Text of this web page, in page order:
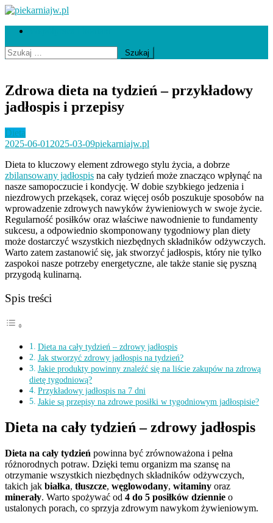
Skip
content
piekarniajw.pl
Szukaj:
Zdrowa dieta na tydzień – przykładowy
jadłospis i przepisy
Dieta
2025-06-01 2025-03-09piekarniajw.pl
Dieta to kluczowy element zdrowego stylu życia, a dobrze
zbilansowany jadłospis na cały tydzień może znacząco wpłynąć na
nasze samopoczucie i kondycję. W dobie szybkiego jedzenia i
niezdrowych przekąsek, coraz więcej osób poszukuje sposobów na
wprowadzenie zdrowych nawyków żywieniowych w swoje życie.
Regularność posiłków oraz właściwe nawodnienie to fundamenty
sukcesu, a odpowiednio skomponowany tygodniowy plan diety
może dostarczyć wszystkich niezbędnych składników odżywczych.
Warto zatem zastanowić się, jak stworzyć jadłospis, który nie tylko
zaspokoi nasze potrzeby energetyczne, ale także stanie się pyszną
przygodą kulinarną.
Spis treści
Dieta na cały tydzień – zdrowy jadłospis
Jak stworzyć zdrowy jadłospis na tydzień?
Jakie produkty powinny znaleźć się na liście zakupów na zdrową
dietę tygodniową?
Przykładowy jadłospis na 7 dni
Jakie są przepisy na zdrowe posiłki w tygodniowym jadłospisie?
Dieta na cały tydzień – zdrowy jadłospis
Dieta na cały tydzień powinna być zrównoważona i pełna
różnorodnych potraw. Dzięki temu organizm ma szansę na
otrzymanie wszystkich niezbędnych składników odżywczych,
takich jak białka, tłuszcze, węglowodany, witaminy oraz
minerały. Warto spożywać od 4 do 5 posiłków dziennie o
ustalonych porach, co sprzyja zdrowym nawykom żywieniowym.